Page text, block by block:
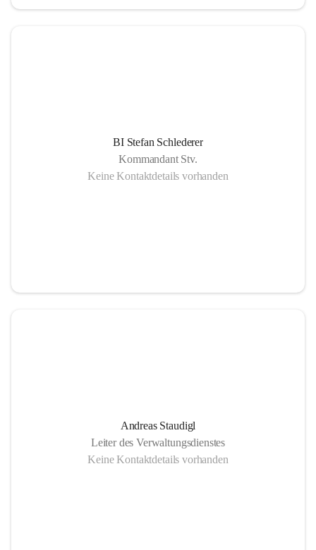
BI Stefan Schlederer
Kommandant Stv.
Keine Kontaktdetails vorhanden
Andreas Staudigl
Leiter des Verwaltungsdienstes
Keine Kontaktdetails vorhanden